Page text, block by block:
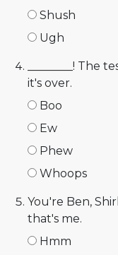
Shush
Ugh
________! The
it's over.
Boo
Ew
Phew
Whoops
You're Ben,
that's me.
Hmm